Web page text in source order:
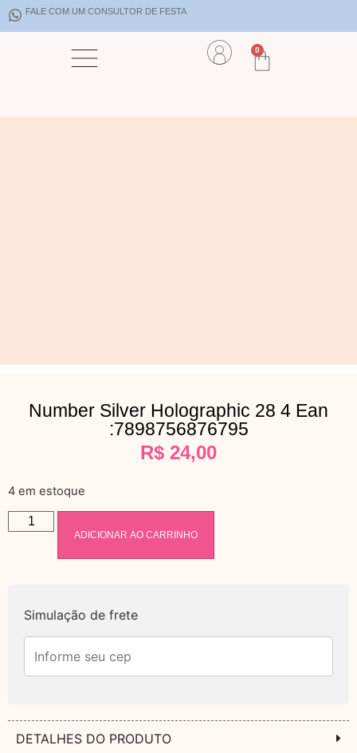
FALE COM UM CONSULTOR DE FESTA
0
Number Silver Holographic 28 4 Ean
:7898756876795
R$ 24,00
4 em estoque
ADICIONAR AO CARRINHO
Simulação de frete
DETALHES DO PRODUTO